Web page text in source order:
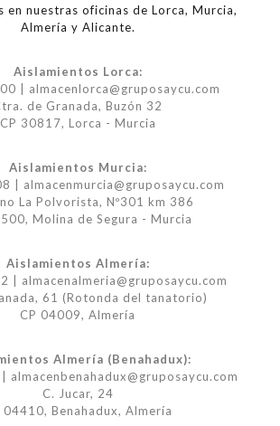
en nuestras oficinas de Lorca, Murcia,
Almería y Alicante.
Aislamientos Lorca:
| almacenlorca@gruposaycu.com
de Granada, Buzón 32
CP 30817, Lorca - Murcia
Aislamientos Murcia:
| almacenmurcia@gruposaycu.com
La Polvorista, Nº301 km 386
Molina de Segura - Murcia
Aislamientos Almería:
| almacenalmeria@gruposaycu.com
61 (Rotonda del tanatorio)
CP 04009, Almería
Almería (Benahadux):
almacenbenahadux@gruposaycu.com
C. Jucar, 24
04410, Benahadux, Almería